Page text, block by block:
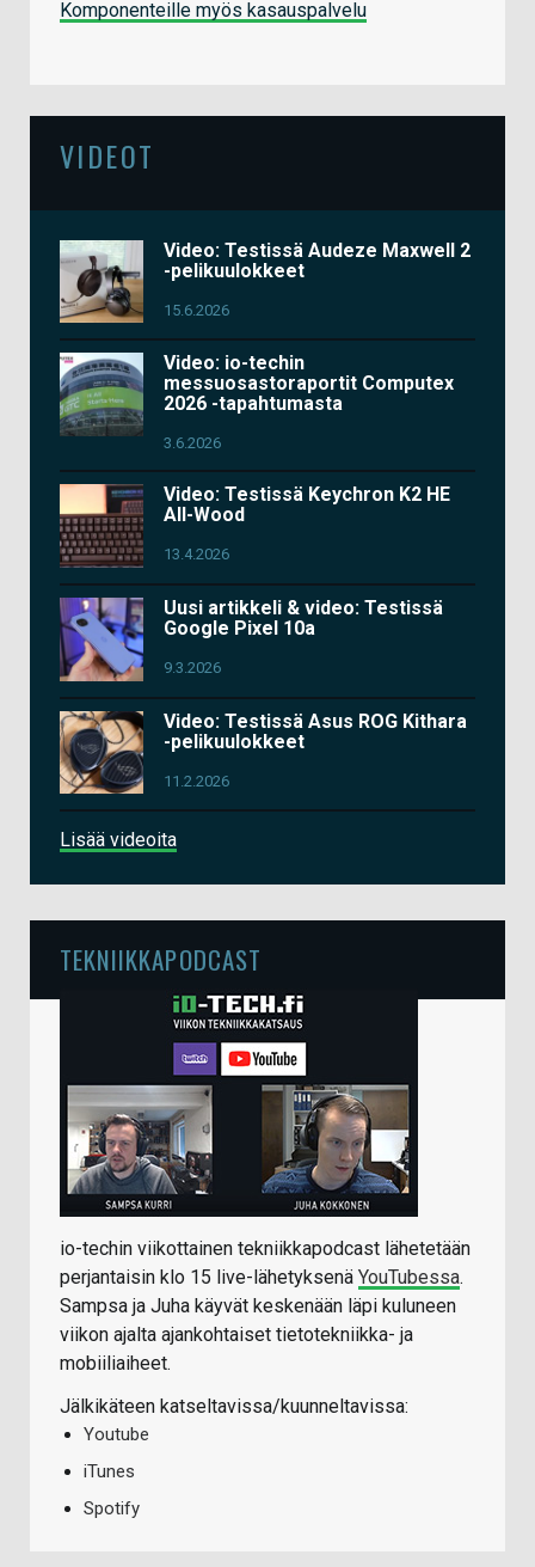
Komponenteille myös kasauspalvelu
VIDEOT
Video: Testissä Audeze Maxwell 2
-pelikuulokkeet
15.6.2026
Video: io-techin
messuosastoraportit Computex
2026 -tapahtumasta
3.6.2026
Video: Testissä Keychron K2 HE
All-Wood
13.4.2026
Uusi artikkeli & video: Testissä
Google Pixel 10a
9.3.2026
Video: Testissä Asus ROG Kithara
-pelikuulokkeet
11.2.2026
Lisää videoita
TEKNIIKKAPODCAST
io-techin viikottainen tekniikkapodcast lähetetään
perjantaisin klo 15 live-lähetyksenä YouTubessa.
Sampsa ja Juha käyvät keskenään läpi kuluneen
viikon ajalta ajankohtaiset tietotekniikka- ja
mobiiliaiheet.
Jälkikäteen katseltavissa/kuunneltavissa:
Youtube
iTunes
Spotify